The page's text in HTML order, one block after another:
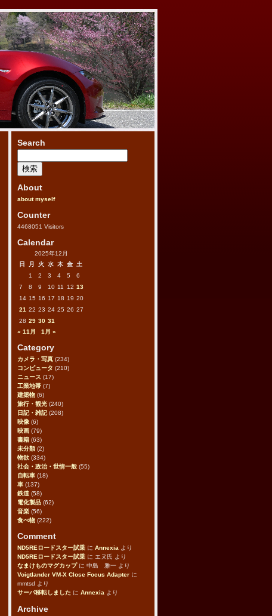
Search
索:
About
about myself
Counter
4468051 Visitors
Calendar
2025年12月
日
月 火 水 木 金
土
1
2 3 4 5
6
7
8 9 10 11 12 13
14 15 16 17 18 19 20
21 22 23 24 25 26 27
28 29 30 31
« 11月
1月 »
Category
カメラ・写真 (234)
コンピュータ (210)
ニュース (17)
工業地帯 (7)
建築物 (6)
旅行・観光 (240)
日記・雑記(208)
映像 (6)
映画 (79)
書籍 (63)
未分類 (2)
物欲 (334)
社会・政治・世情一般 (55)
自転車 (18)
車 (137)
鉄道 (58)
電化製品 (62)
音楽 (56)
食べ物 (222)
Comment
ND5REロードスター試乗 に Annexia より
ND5REロードスター試乗 に エヌ氏 より
なまけものマグカップに 中島 雅一 より
Voigtlander VM-X Close Focus Adapter に
mmtsd より
サーバ移転しました に Annexia より
Archive